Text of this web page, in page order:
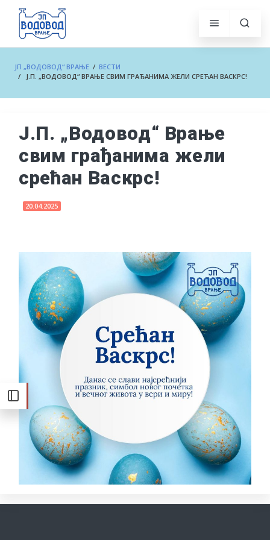
ЈП „ВОДОВОД“ ВРАЊЕ / ВЕСТИ
/ Ј.П. „ВОДОВОД“ ВРАЊЕ СВИМ ГРАЂАНИМА ЖЕЛИ СРЕЋАН ВАСКРС!
Ј.П. „Водовод“ Врање
свим грађанима жели
срећан Васкрс!
20.04.2025